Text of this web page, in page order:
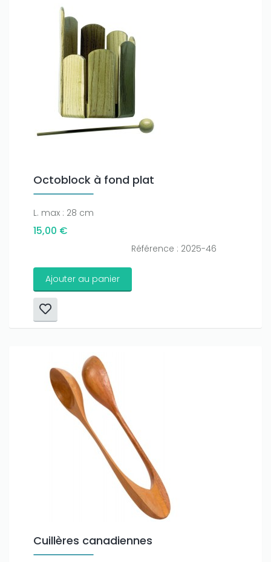
Octoblock à fond plat
L. max : 28 cm
15,00 €
Référence : 2025-46
Ajouter au panier
Cuillères canadiennes